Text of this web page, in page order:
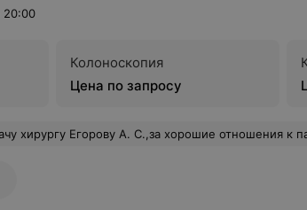
20:00
Колоноскопия
Цена по запросу
хорошие отношения к пациентам и грамотное лечение,а также всему персоналу хирургического отделения